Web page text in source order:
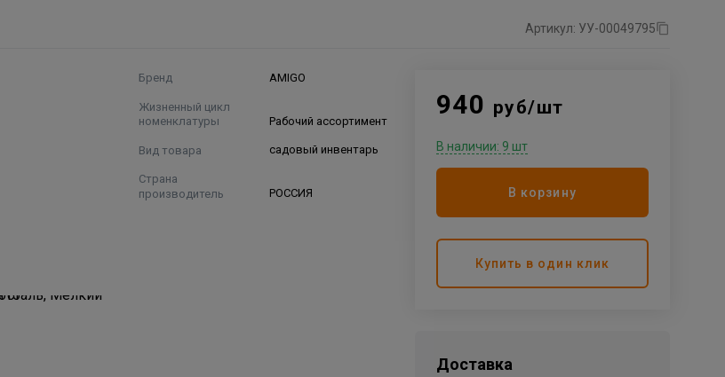
Артикул: УУ-00049795
Бренд AMIGO
Жизненный цикл
номенклатуры
Рабочий ассортимент
Вид товара садовый инвентарь
Страна
производитель
РОССИЯ
940 руб/шт
В наличии: 9 шт
В корзину
Купить в один клик
Доставка